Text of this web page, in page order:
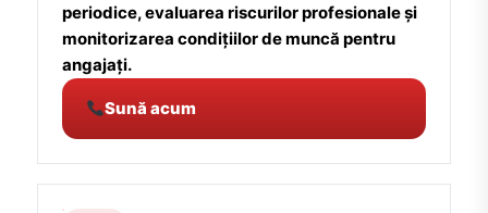
periodice, evaluarea riscurilor profesionale și
monitorizarea condițiilor de muncă pentru
angajați.
Sună acum